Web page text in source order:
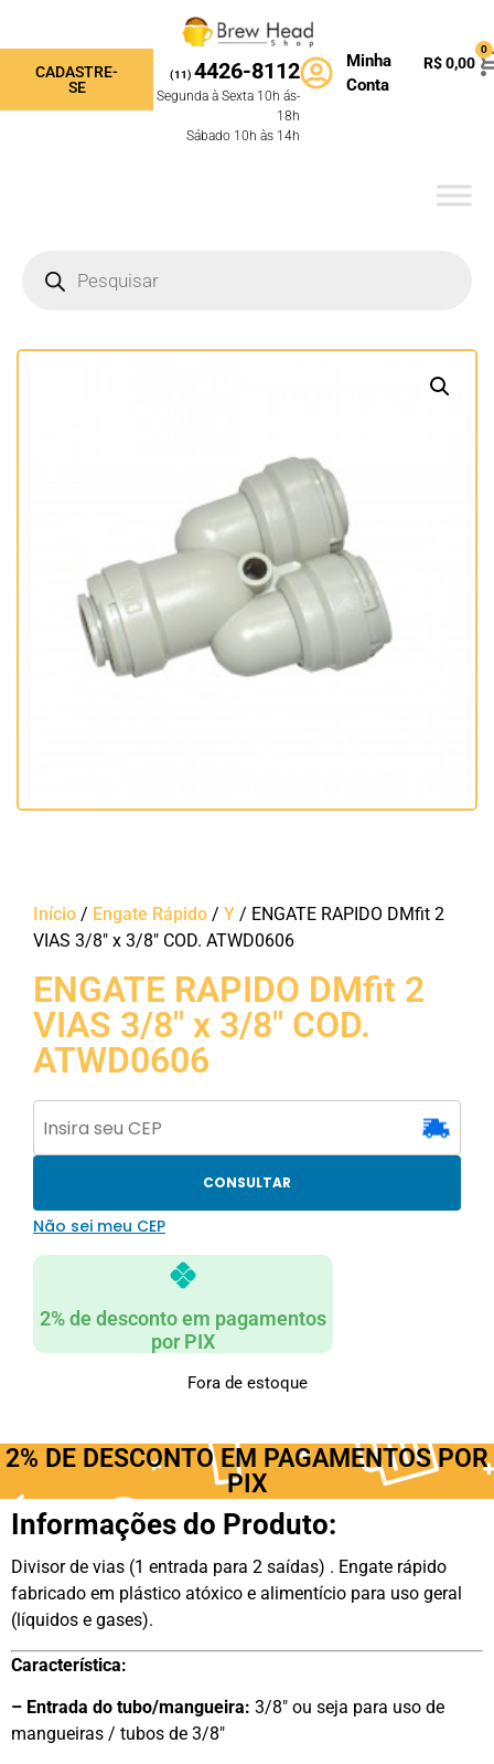
CADASTRE-
SE
(11) 4426-8112
Segunda à Sexta 10h ás-
18h
Sábado 10h às 14h
Minha
Conta
R$0,00
0
Início / Engate Rápido / Y / ENGATE RAPIDO DMfit 2
VIAS 3/8″ x 3/8″ COD. ATWD0606
ENGATE RAPIDO DMfit 2
VIAS 3/8″ x 3/8″ COD.
ATWD0606
CONSULTAR
Não sei meu CEP
2% de desconto em pagamentos
por PIX
Fora de estoque
2% DE DESCONTO EM PAGAMENTOS POR
PIX
Informações do Produto:
Divisor de vias (1 entrada para 2 saídas) . Engate rápido
fabricado em plástico atóxico e alimentício para uso geral
(líquidos e gases).
Característica:
– Entrada do tubo/mangueira: 3/8″ ou seja para uso de
mangueiras / tubos de 3/8″